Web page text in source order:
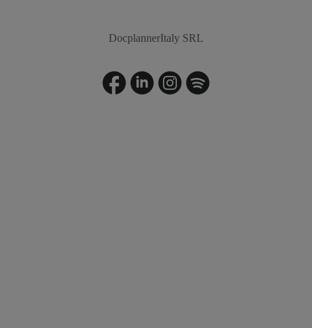
DocplannerItaly SRL